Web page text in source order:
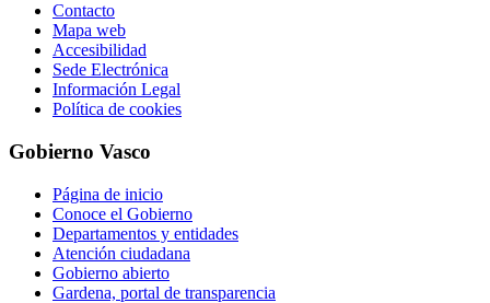
Contacto
Mapa web
Accesibilidad
Sede Electrónica
Información Legal
Política de cookies
Gobierno Vasco
Página de inicio
Conoce el Gobierno
Departamentos y entidades
Atención ciudadana
Gobierno abierto
Gardena, portal de transparencia